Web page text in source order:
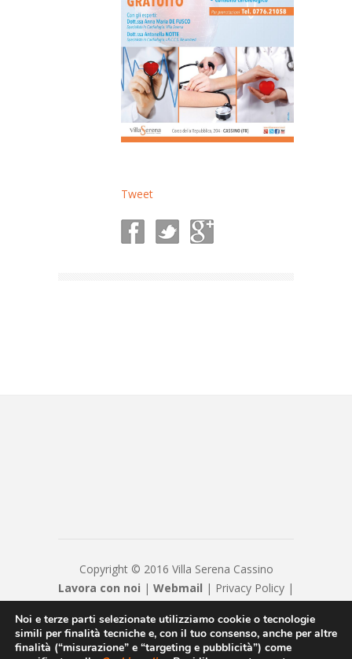
Tweet
Copyright © 2016 Villa Serena Cassino
Lavora con noi | Webmail | Privacy Policy |
Casa di Cura VILLA SERENA S.R.L. Cap. Soc. €
20800 - Numero REA FR - 23932 - P.IVA/Cod.
Noi e terze parti selezionate utilizziamo cookie o tecnologie
simili per finalità tecniche e, con il tuo consenso, anche per altre
finalità (“misurazione” e “targeting e pubblicità”) come